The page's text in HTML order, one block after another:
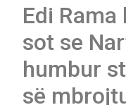
Edi
sot se
humbur
së